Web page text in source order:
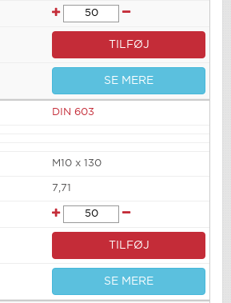
TILFØJ
SE MERE
DIN 603
M10 x 130
7,71
TILFØJ
SE MERE